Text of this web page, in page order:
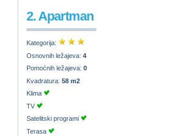
2. Apartman
Kategorija:
Osnovnih ležajeva: 4
Pomoćnih ležajeva: 0
Kvadratura: 58 m2
Klima
TV
Satelitski programi
Terasa